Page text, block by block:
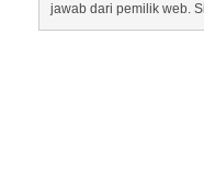
jawab dari pemilik web.